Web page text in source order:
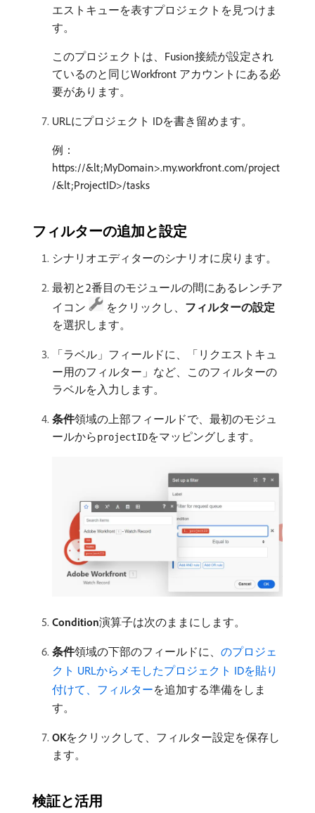
エストキューを表すプロジェクトを見つけま
す。
このプロジェクトは、Fusion接続が設定され
ているのと同じWorkfront アカウントにある必
要があります。
URLにプロジェクト IDを書き留めます。
例：
https://&lt;MyDomain>.my.workfront.com/project
/&lt;ProjectID>/tasks
フィルターの追加と設定
シナリオエディターのシナリオに戻ります。
最初と2番目のモジュールの間にあるレンチア
イコン
をクリックし、 フィルターの設定
を選択します。
「ラベル」フィールドに、「リクエストキュ
ー用のフィルター」など、このフィルターの
ラベルを入力します。
条件​領域の上部フィールドで、最初のモジュ
ールからprojectIDをマッピングします。
Condition​演算子は次のままにします。
条件​領域の下部のフィールドに、 のプロジェ
クト URLからメモしたプロジェクト IDを貼り
付けて、フィルターを追加する準備をしま
す。
OK​をクリックして、フィルター設定を保存し
ます。
検証と活用